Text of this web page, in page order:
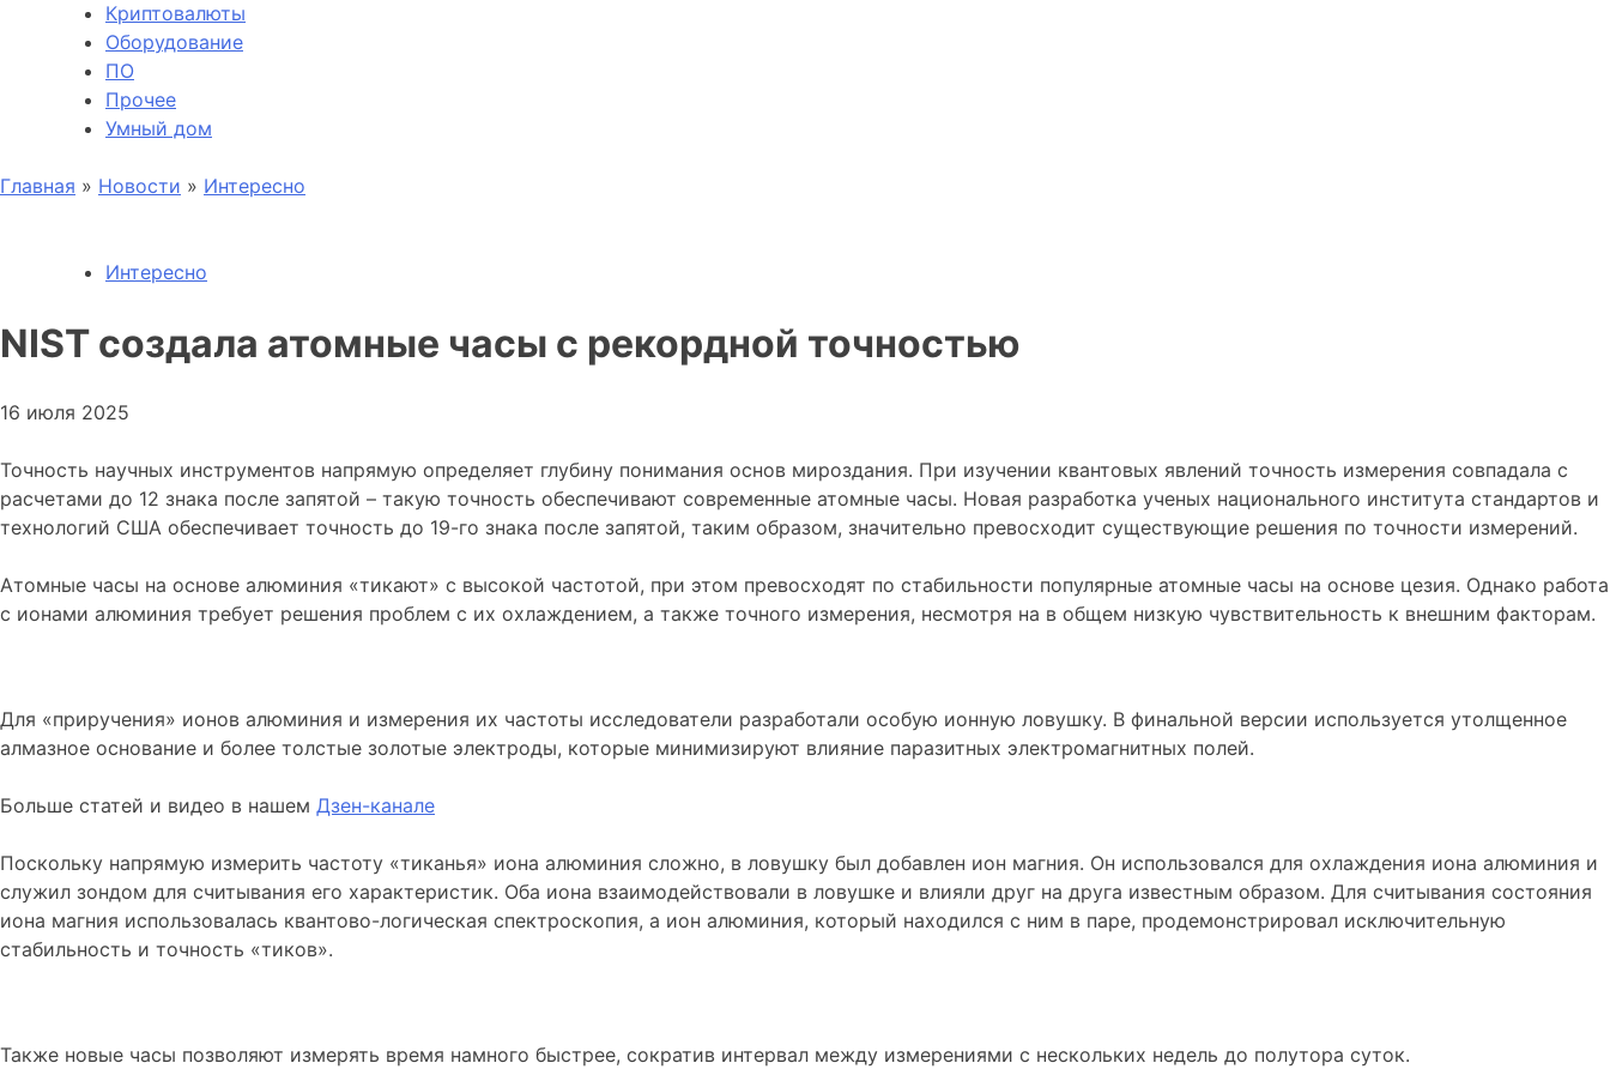
Криптовалюты
Оборудование
ПО
Прочее
Умный дом
Главная » Новости » Интересно
Интересно
NIST создала атомные часы с рекордной точностью
16 июля 2025
Точность научных инструментов напрямую определяет глубину понимания основ мироздания. При изучении квантовых явлений точность измерения совпадала с
расчетами до 12 знака после запятой – такую точность обеспечивают современные атомные часы. Новая разработка ученых национального института стандартов и
технологий США обеспечивает точность до 19-го знака после запятой, таким образом, значительно превосходит существующие решения по точности измерений.
Атомные часы на основе алюминия «тикают» с высокой частотой, при этом превосходят по стабильности популярные атомные часы на основе цезия. Однако работа
с ионами алюминия требует решения проблем с их охлаждением, а также точного измерения, несмотря на в общем низкую чувствительность к внешним факторам.
Для «приручения» ионов алюминия и измерения их частоты исследователи разработали особую ионную ловушку. В финальной версии используется утолщенное
алмазное основание и более толстые золотые электроды, которые минимизируют влияние паразитных электромагнитных полей.
Больше статей и видео в нашем Дзен-канале
Поскольку напрямую измерить частоту «тиканья» иона алюминия сложно, в ловушку был добавлен ион магния. Он использовался для охлаждения иона алюминия и
служил зондом для считывания его характеристик. Оба иона взаимодействовали в ловушке и влияли друг на друга известным образом. Для считывания состояния
иона магния использовалась квантово-логическая спектроскопия, а ион алюминия, который находился с ним в паре, продемонстрировал исключительную
стабильность и точность «тиков».
Также новые часы позволяют измерять время намного быстрее, сократив интервал между измерениями с нескольких недель до полутора суток.